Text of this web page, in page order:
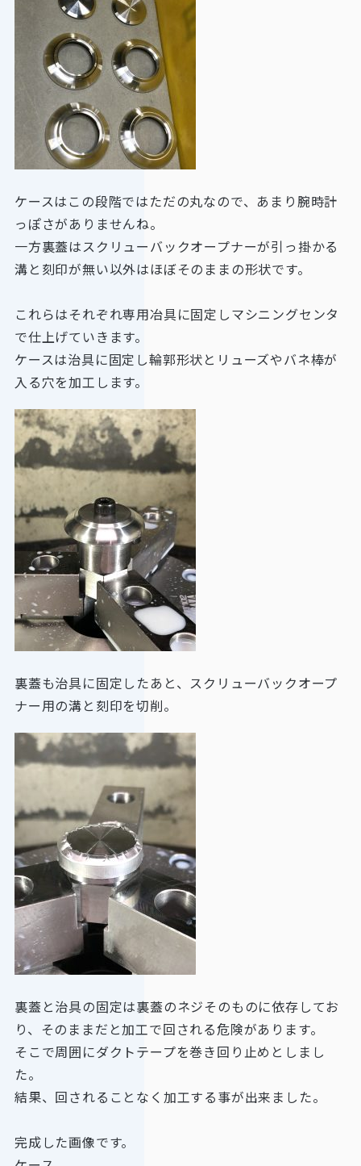
ケースはこの段階ではただの丸なので、あまり腕時計
っぽさがありませんね。
一方裏蓋はスクリューバックオープナーが引っ掛かる
溝と刻印が無い以外はほぼそのままの形状です。
これらはそれぞれ専用冶具に固定しマシニングセンタ
で仕上げていきます。
ケースは治具に固定し輪郭形状とリューズやバネ棒が
入る穴を加工します。
裏蓋も治具に固定したあと、スクリューバックオープ
ナー用の溝と刻印を切削。
裏蓋と治具の固定は裏蓋のネジそのものに依存してお
り、そのままだと加工で回される危険があります。
そこで周囲にダクトテープを巻き回り止めとしまし
た。
結果、回されることなく加工する事が出来ました。
完成した画像です。